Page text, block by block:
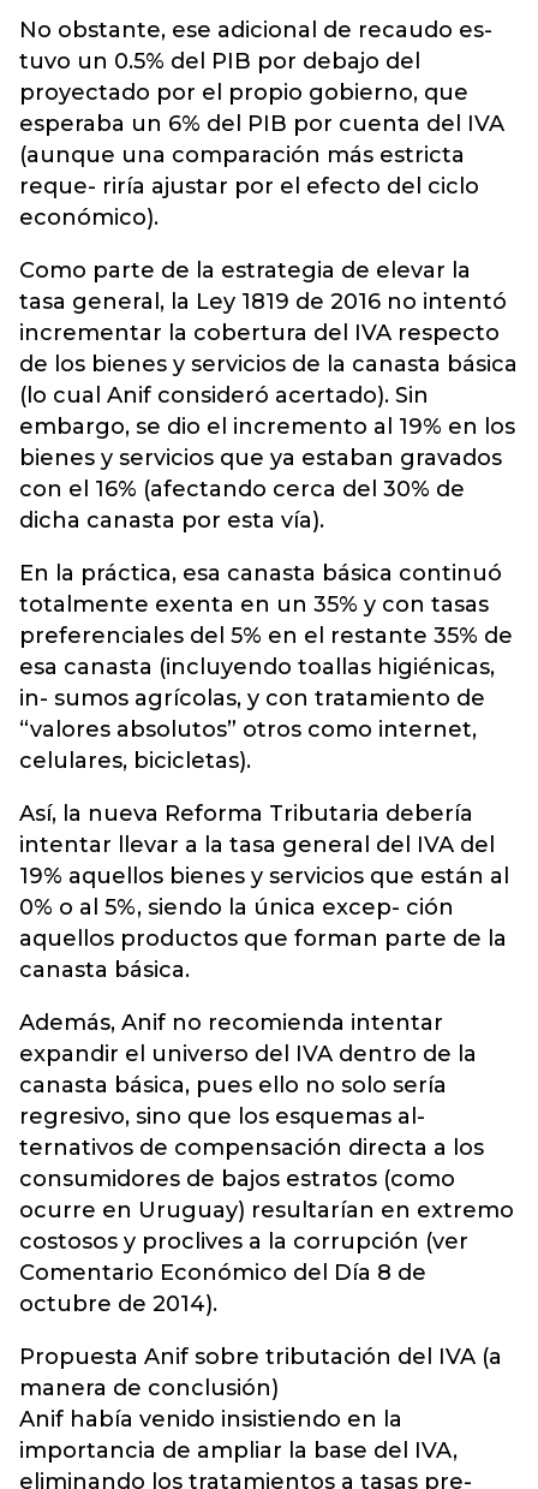
No obstante, ese adicional de recaudo es-
tuvo un 0.5% del PIB por debajo del
proyectado por el propio gobierno, que
esperaba un 6% del PIB por cuenta del IVA
(aunque una comparación más estricta
reque- riría ajustar por el efecto del ciclo
económico).
Como parte de la estrategia de elevar la
tasa general, la Ley 1819 de 2016 no intentó
incrementar la cobertura del IVA respecto
de los bienes y servicios de la canasta básica
(lo cual Anif consideró acertado). Sin
embargo, se dio el incremento al 19% en los
bienes y servicios que ya estaban gravados
con el 16% (afectando cerca del 30% de
dicha canasta por esta vía).
En la práctica, esa canasta básica continuó
totalmente exenta en un 35% y con tasas
preferenciales del 5% en el restante 35% de
esa canasta (incluyendo toallas higiénicas,
in- sumos agrícolas, y con tratamiento de
“valores absolutos” otros como internet,
celulares, bicicletas).
Así, la nueva Reforma Tributaria debería
intentar llevar a la tasa general del IVA del
19% aquellos bienes y servicios que están al
0% o al 5%, siendo la única excep- ción
aquellos productos que forman parte de la
canasta básica.
Además, Anif no recomienda intentar
expandir el universo del IVA dentro de la
canasta básica, pues ello no solo sería
regresivo, sino que los esquemas al-
ternativos de compensación directa a los
consumidores de bajos estratos (como
ocurre en Uruguay) resultarían en extremo
costosos y proclives a la corrupción (ver
Comentario Económico del Día 8 de
octubre de 2014).
Propuesta Anif sobre tributación del IVA (a
manera de conclusión)
Anif había venido insistiendo en la
importancia de ampliar la base del IVA,
eliminando los tratamientos a tasas pre-